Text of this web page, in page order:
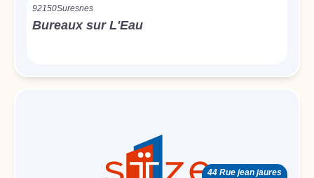
92150Suresnes
Bureaux sur L'Eau
44 Rue jean jaures